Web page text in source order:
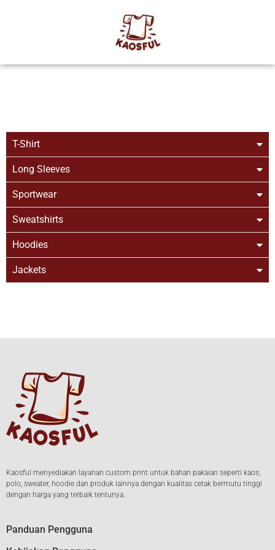
T-Shirt
Long Sleeves
Sportwear
Sweatshirts
Hoodies
Jackets
Kaosful menyediakan layanan custom print untuk bahan pakaian seperti kaos,
polo, sweater, hoodie dan produk lainnya dengan kualitas cetak bermutu tinggi
dengan harga yang terbaik tentunya.
Panduan Pengguna